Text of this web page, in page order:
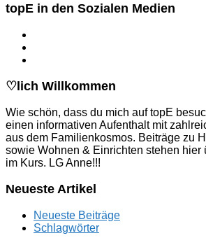
topE in den Sozialen Medien
♡lich Willkommen
Wie schön, dass du mich auf topE
einen informativen Aufenthalt mit
aus dem Familienkosmos. Beiträge zu
sowie Wohnen & Einrichten stehen hier
im Kurs. LG Anne!!!
Neueste Artikel
Neueste Beiträge
Schlagwörter